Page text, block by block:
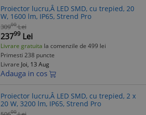
Proiector lucru,Â LED SMD, cu trepied, 20
W, 1600 lm, IP65, Strend Pro
30900 Lei
23799 Lei
Livrare gratuita la comenzile de 499 lei
Primesti 238 puncte
Livrare Joi, 13 Aug
Adauga in cos
Proiector lucru,Â LED SMD, cu trepied, 2 x
20 W, 3200 lm, IP65, Strend Pro
00